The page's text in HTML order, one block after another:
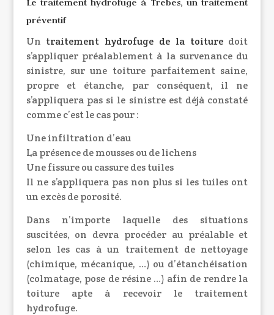
préventif
Un traitement hydrofuge de la toiture doit
s’appliquer préalablement à la survenance du
sinistre, sur une toiture parfaitement saine,
propre et étanche, par conséquent, il ne
s’appliquera pas si le sinistre est déjà constaté
comme c’est le cas pour :
Une infiltration d’eau
La présence de mousses ou de lichens
Une fissure ou cassure des tuiles
Il ne s’appliquera pas non plus si les tuiles ont
un excès de porosité.
Dans n’importe laquelle des situations
suscitées, on devra procéder au préalable et
selon les cas à un traitement de nettoyage
(chimique, mécanique, …) ou d’étanchéisation
(colmatage, pose de résine …) afin de rendre la
toiture apte à recevoir le traitement
hydrofuge.